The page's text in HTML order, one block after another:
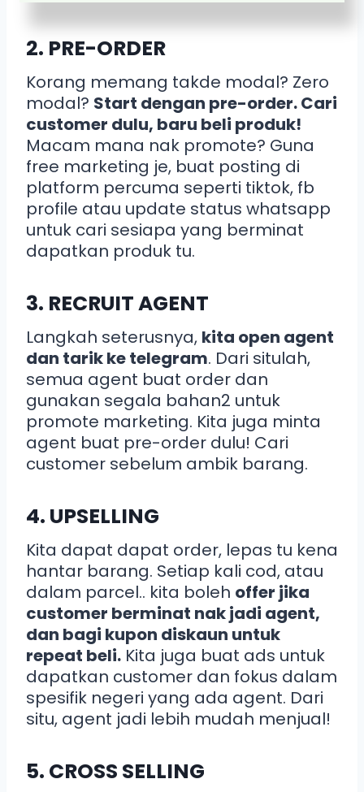
2. PRE-ORDER
Korang memang takde modal? Zero
modal? Start dengan pre-order. Cari
customer dulu, baru beli produk!
Macam mana nak promote? Guna
free marketing je, buat posting di
platform percuma seperti tiktok, fb
profile atau update status whatsapp
untuk cari sesiapa yang berminat
dapatkan produk tu.
3. RECRUIT AGENT
Langkah seterusnya, kita open agent
dan tarik ke telegram. Dari situlah,
semua agent buat order dan
gunakan segala bahan2 untuk
promote marketing. Kita juga minta
agent buat pre-order dulu! Cari
customer sebelum ambik barang.
4. UPSELLING
Kita dapat dapat order, lepas tu kena
hantar barang. Setiap kali cod, atau
dalam parcel.. kita boleh offer jika
customer berminat nak jadi agent,
dan bagi kupon diskaun untuk
repeat beli. Kita juga buat ads untuk
dapatkan customer dan fokus dalam
spesifik negeri yang ada agent. Dari
situ, agent jadi lebih mudah menjual!
5. CROSS SELLING